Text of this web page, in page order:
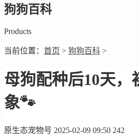
狗狗百科
Products
当前位置： 首页 > 狗狗百科 >
母狗配种后10天，
象🐾
原生态宠物号 2025-02-09 09:50 242